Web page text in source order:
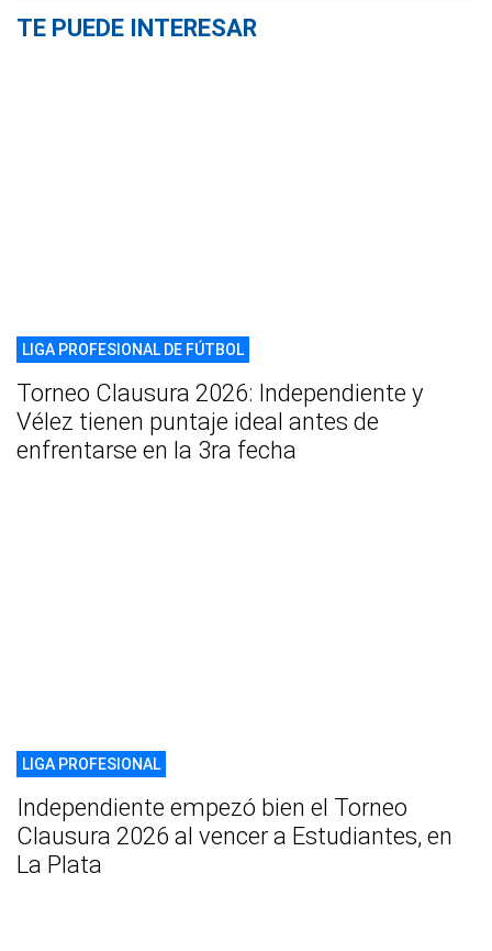
TE PUEDE INTERESAR
LIGA PROFESIONAL DE FÚTBOL
Torneo Clausura 2026: Independiente y
Vélez tienen puntaje ideal antes de
enfrentarse en la 3ra fecha
LIGA PROFESIONAL
Independiente empezó bien el Torneo
Clausura 2026 al vencer a Estudiantes, en
La Plata